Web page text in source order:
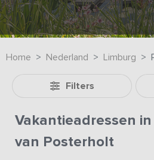
Home Nederland Limburg
Filters
Vakantieadressen
van Posterholt